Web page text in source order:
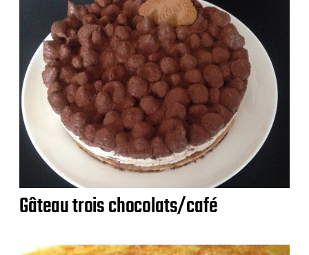
Gâteau trois chocolats/café